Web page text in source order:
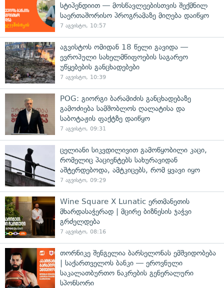
სტიპენდიით — მოსწავლეებისთვის შექმნილ
საერთაშორისო პროგრამაზე მიღება დაიწყო
7 აგვისტო, 10:57
აგვისტოს ომიდან 18 წელი გავიდა —
ევროპული სახელმწიფოების საგარეო
უწყებების განცხადებები
7 აგვისტო, 10:39
POG: გიორგი ბარამიძის განცხადებაზე
გამოძიება სამშობლოს ღალატისა და
საბოტაჟის ფაქტზე დაიწყო
7 აგვისტო, 09:31
ცელიანი სიკვდილივით გამოწყობილი კაცი,
რომელიც პაციენტებს სახურავიდან
აშტერდებოდა, ამტკიცებს, რომ ყვავი იყო
7 აგვისტო, 09:29
Wine Square X Lunatic ერთმანეთის
მხარდასაჭერად | მცირე ბიზნესის ჯაჭვი
გრძელდება
7 აგვისტო, 08:16
თორნიკე შენგელია ბარსელონას ემშვიდობება
| საქართველოს ბანკი — ეროვნული
საკალათბურთო ნაკრების გენერალური
სპონსორი